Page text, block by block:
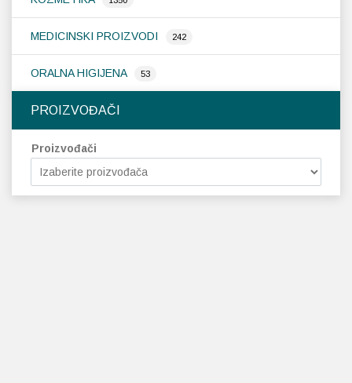
MEDICINSKI PROIZVODI 242
ORALNA HIGIJENA 53
PROIZVOĐAČI
Proizvođači